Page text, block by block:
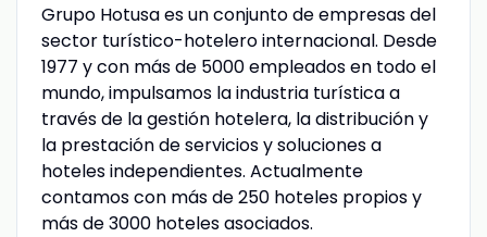
Grupo Hotusa es un conjunto de empresas del
sector turístico-hotelero internacional. Desde
1977 y con más de 5000 empleados en todo el
mundo, impulsamos la industria turística a
través de la gestión hotelera, la distribución y
la prestación de servicios y soluciones a
hoteles independientes. Actualmente
contamos con más de 250 hoteles propios y
más de 3000 hoteles asociados.